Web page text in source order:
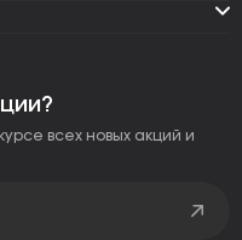
всех новых акций и